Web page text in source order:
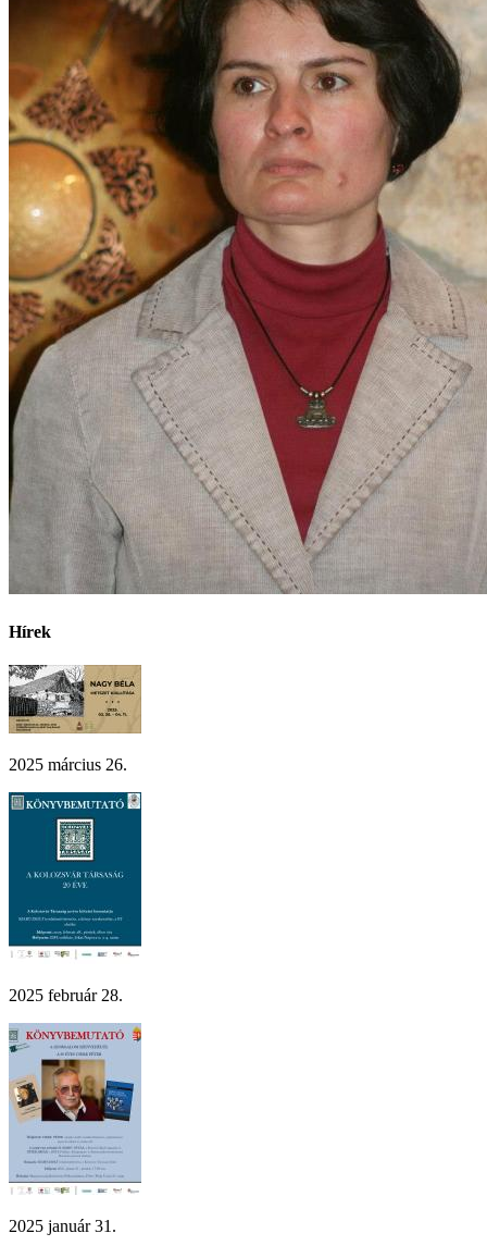
Hírek
2025 március 26.
2025 február 28.
2025 január 31.